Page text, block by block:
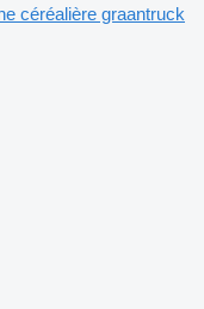
céréalière graantruck